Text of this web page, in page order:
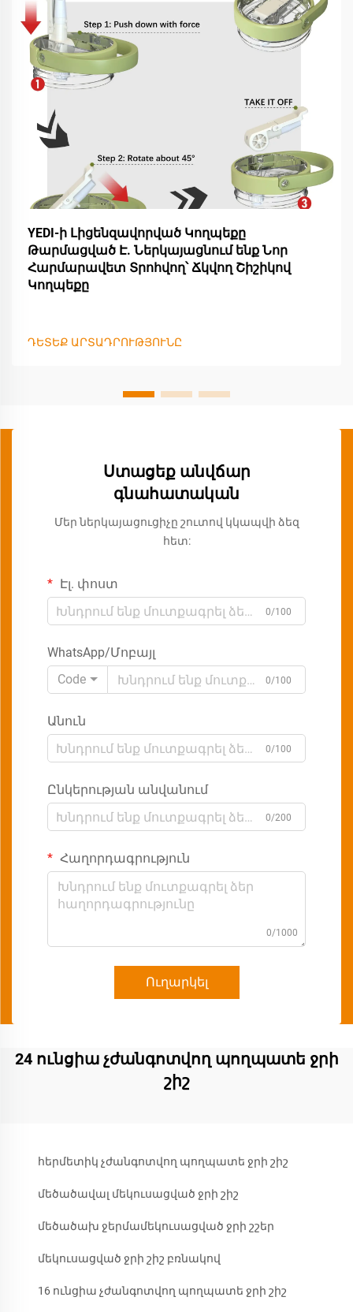
YEDI-ի Լիցենզավորված Կողպեքը
Թարմացված Է. Ներկայացնում ենք Նոր
Հարմարավետ Տրոհվող՝ Ճկվող Շիշիկով
Կողպեքը
ԴԵՏԵՔ ԱՐՏԱԴՐՈՒԹՅՈՒՆԸ
Ստացեք անվճար
գնահատական
Մեր ներկայացուցիչը շուտով կկապվի ձեզ
հետ:
Էլ. փոստ
0/100
WhatsApp/Մոբայլ
Code
0/100
Անուն
0/100
Ընկերության անվանում
0/200
Հաղորդագրություն
0/1000
Ուղարկել
24 ունցիա չժանգոտվող պողպատե ջրի
շիշ
հերմետիկ չժանգոտվող պողպատե ջրի շիշ
մեծածավալ մեկուսացված ջրի շիշ
մեծածախ ջերմամեկուսացված ջրի շշեր
մեկուսացված ջրի շիշ բռնակով
16 ունցիա չժանգոտվող պողպատե ջրի շիշ